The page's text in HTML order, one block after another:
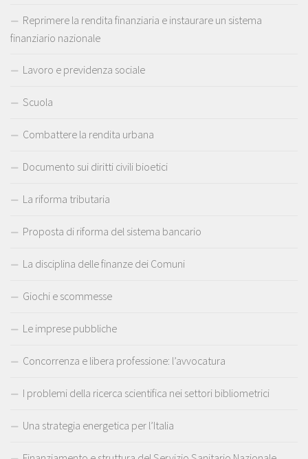
Reprimere la rendita finanziaria e instaurare un sistema
finanziario nazionale
Lavoro e previdenza sociale
Scuola
Combattere la rendita urbana
Documento sui diritti civili bioetici
La riforma tributaria
Proposta di riforma del sistema bancario
La disciplina delle finanze dei Comuni
Giochi e scommesse
Le imprese pubbliche
Concorrenza e libera professione: l’avvocatura
I problemi della ricerca scientifica nei settori bibliometrici
Una strategia energetica per l’Italia